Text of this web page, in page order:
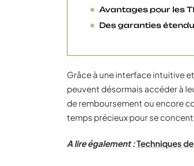
Avantages pour les
Des garanties
Grâce à une interface intuitive
peuvent désormais accéder à
de remboursement ou encore
temps précieux pour se
A lire également :Techniques